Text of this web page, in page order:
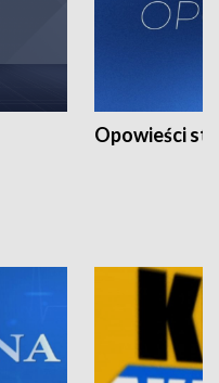
Opowieści